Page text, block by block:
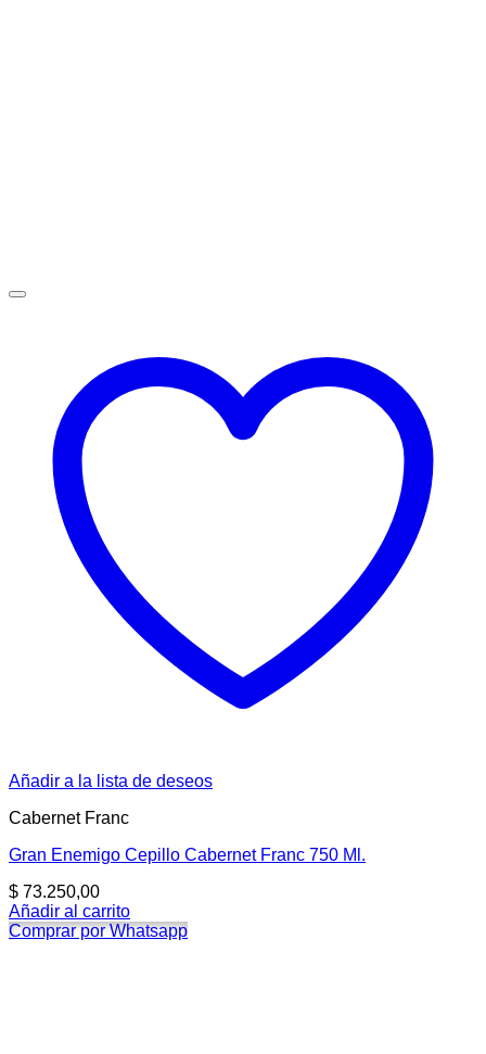
Añadir a la lista de deseos
Cabernet Franc
Gran Enemigo Cepillo Cabernet Franc 750 Ml.
$ 73.250,00
Añadir al carrito
Comprar por Whatsapp